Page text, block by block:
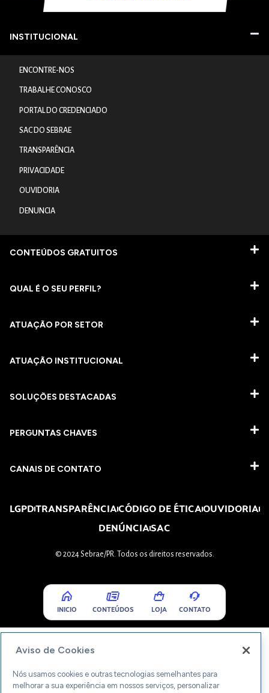
INSTITUCIONAL
ENCONTRE-NOS
TRABALHE CONOSCO
PORTAL DO CREDENCIADO
SAC DO SEBRAE
TRANSPARÊNCIA
PRIVACIDADE
OUVIDORIA
DENUNCIA
CONTEÚDOS GRATUITOS
QUAL É O SEU PERFIL?
ATUAÇÃO POR SETOR
ATUAÇÃO INSTITUCIONAL
SOLUÇÕES DESTACADAS
PERGUNTAS CHAVES​
CANAIS DE CONTATO
LGPDTRANSPARÊNCIACÓDIGO DE ÉTICAOUVIDORIA
DENÚNCIASAC
© 2024 Sebrae/PR. Todos os direitos reservados.
INICIO CONTEÚDOS LOJA CONTATO
Aviso de Cookies
Nós usamos cookies e outras tecnologias semelhantes para
melhorar a sua experiência em nossos serviços, personalizar